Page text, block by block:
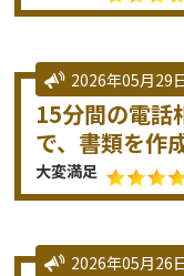
2026年05月29
15分間の電話
で、書類を作
大変満足
2026年05月26